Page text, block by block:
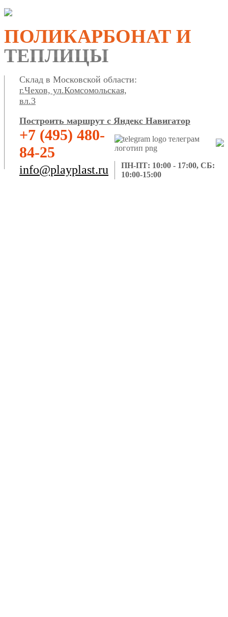
ПОЛИКАРБОНАТ И
ТЕПЛИЦЫ
Склад в Московской области:
г.Чехов, ул.Комсомольская,
вл.3
Построить маршрут с Яндекс Навигатор
+7 (495) 480-
84-25
info@playplast.ru
ПН-ПТ: 10:00 - 17:00, СБ:
10:00-15:00